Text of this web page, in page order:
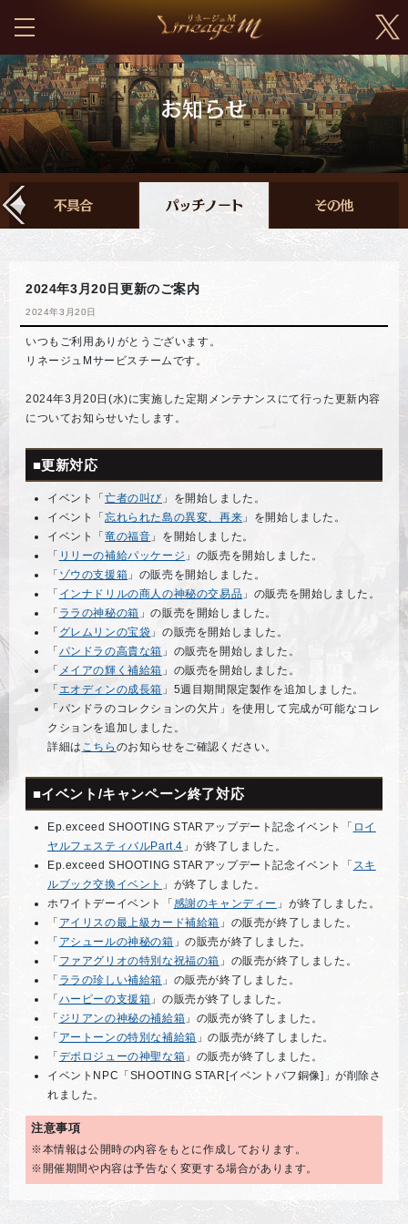
2024年3月20日更新のご案内
2024年3月20日
いつもご利用ありがとうございます。
リネージュMサービスチームです。
2024年3月20日(水)に実施した定期メンテナンスにて行った更新内容
についてお知らせいたします。
■更新対応
イベント「亡者の叫び 」を開始しました。
イベント「忘れられた島の異変、再来 」を開始しました。
イベント「竜の福音 」を開始しました。
「 リリーの補給パッケージ 」の販売を開始しました。
「 ゾウの支援箱 」の販売を開始しました。
「 インナドリルの商人の神秘の交易品 」の販売を開始しました。
「 ララの神秘の箱 」の販売を開始しました。
「 グレムリンの宝袋 」の販売を開始しました。
「パンドラの高貴な箱 」の販売を開始しました。
「 メイアの輝く補給箱 」の販売を開始しました。
「 エオディンの成長箱 」5週目期間限定製作を追加しました。
「パンドラのコレクションの欠片」を使用して完成が可能なコレ
クションを追加しました。
詳細は こちら のお知らせをご確認ください。
■イベント/キャンペーン終了対応
Ep.exceed SHOOTING STARアップデート記念イベント「 ロイ
ヤルフェスティバルPart.4 」が終了しました。
Ep.exceed SHOOTING STARアップデート記念イベント「 スキ
ルブック交換イベント 」が終了しました。
ホワイトデーイベント「感謝のキャンディー 」が終了しました。
「 アイリスの最上級カード補給箱 」の販売が終了しました。
「 アシュールの神秘の箱 」の販売が終了しました。
「 ファアグリオの特別な祝福の箱 」の販売が終了しました。
「 ララの珍しい補給箱 」の販売が終了しました。
「ハーピーの支援箱 」の販売が終了しました。
「 ジリアンの神秘の補給箱 」の販売が終了しました。
「 アートーンの特別な補給箱 」の販売が終了しました。
「デポロジューの神聖な箱 」の販売が終了しました。
イベントNPC「SHOOTING STAR[イベントバフ銅像]」が削除さ
れました。
注意事項
※本情報は公開時の内容をもとに作成しております。
※開催期間や内容は予告なく変更する場合があります。